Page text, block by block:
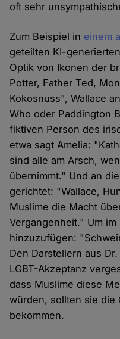
oft sehr
Zum Beispiel in einem
geteilten KI-
Optik von Ikonen der
Potter, Father Ted,
Kokosnuss", Wallace
Who oder Paddington
fiktiven Person des
etwa sagt Amelia:
sind alle am Arsch,
übernimmt." Und an
gerichtet: "Wallace,
Muslime die Macht
Vergangenheit." Um
hinzuzufügen:
Den Darstellern aus
LGBT-Akzeptanz
dass Muslime diese
würden, sollten sie die
bekommen.